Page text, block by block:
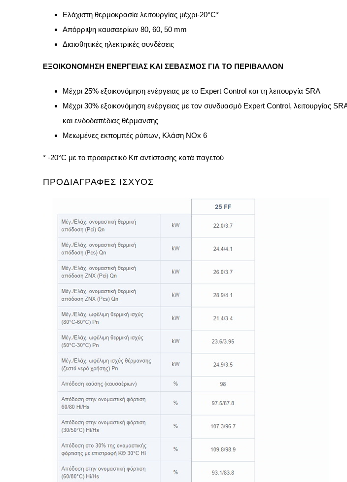
Ελάχιστη θερμοκρασία λειτουργίας μέχρι-20°C*
Απόρριψη καυσαερίων 80, 60, 50 mm
Διαισθητικές ηλεκτρικές συνδέσεις
ΕΞΟΙΚΟΝΟΜΗΣΗ ΕΝΕΡΓΕΙΑΣ ΚΑΙ ΣΕΒΑΣΜΟΣ ΓΙΑ ΤΟ ΠΕΡΙΒΑΛΛΟΝ
Μέχρι 25% εξοικονόμηση ενέργειας με το Expert Control και τη λειτουργία SRA
Μέχρι 30% εξοικονόμηση ενέργειας με τον συνδυασμό Expert Control, λειτουργίας
και ενδοδαπέδιας θέρμανσης
Μειωμένες εκπομπές ρύπων, Κλάση NOx 6
* -20°C με το προαιρετικό Κιτ αντίστασης κατά παγετού
ΠΡΟΔΙΑΓΡΑΦΕΣ ΙΣΧΥΟΣ